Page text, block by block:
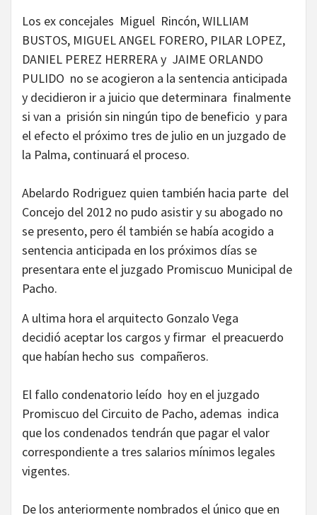
Los ex concejales Miguel Rincón, WILLIAM
BUSTOS, MIGUEL ANGEL FORERO, PILAR LOPEZ,
DANIEL PEREZ HERRERA y JAIME ORLANDO
PULIDO no se acogieron a la sentencia anticipada
y decidieron ir a juicio que determinara finalmente
si van a prisión sin ningún tipo de beneficio y para
el efecto el próximo tres de julio en un juzgado de
la Palma, continuará el proceso.
Abelardo Rodriguez quien también hacia parte del
Concejo del 2012 no pudo asistir y su abogado no
se presento, pero él también se había acogido a
sentencia anticipada en los próximos días se
presentara ente el juzgado Promiscuo Municipal de
Pacho.
A ultima hora el arquitecto Gonzalo Vega
decidió aceptar los cargos y firmar el preacuerdo
que habían hecho sus compañeros.
El fallo condenatorio leído hoy en el juzgado
Promiscuo del Circuito de Pacho, ademas indica
que los condenados tendrán que pagar el valor
correspondiente a tres salarios mínimos legales
vigentes.
De los anteriormente nombrados el único que en